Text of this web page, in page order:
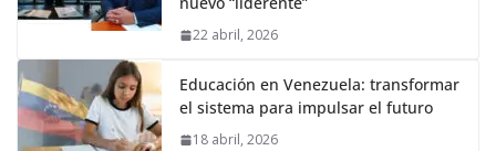
22 abril, 2026
Educación en Venezuela: transformar
el sistema para impulsar el futuro
18 abril, 2026